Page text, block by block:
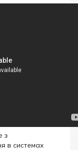
з
в системах